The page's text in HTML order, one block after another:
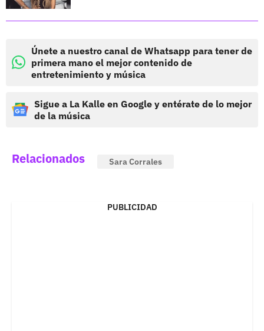
Únete a nuestro canal de Whatsapp para tener de
primera mano el mejor contenido de
entretenimiento y música
Sigue a La Kalle en Google y entérate de lo mejor
de la música
Relacionados Sara Corrales
PUBLICIDAD